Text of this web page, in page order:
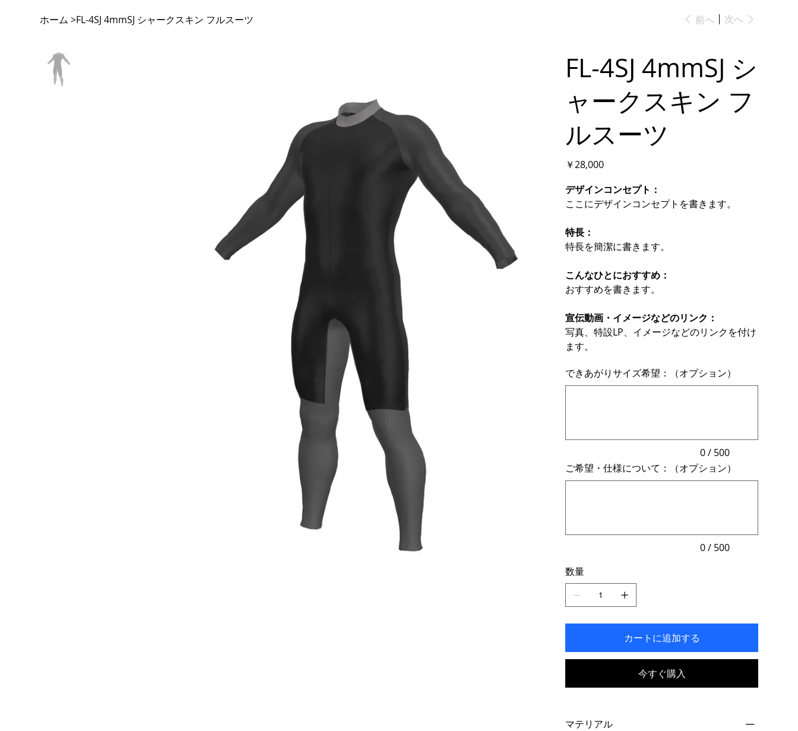
ホーム >FL-4SJ 4mmSJ シャークスキン フルスーツ 前へ 次へ
FL-4SJ 4mmSJ シ
ャークスキン フ
ルスーツ
価
格
￥28,000
デザインコンセプト：
ここにデザインコンセプトを書きます。
特長：
特長を簡潔に書きます。
こんなひとにおすすめ：
おすすめを書きます。
宣伝動画・イメージなどのリンク：
写真、特設LP、イメージなどのリンクを付け
ます。
できあがりサイズ希望：（オプション）
入
き
ま
す。
0 / 500
ご希望・仕様について：（オプション）
入
ま
す。
0 / 500
数量
カートに追加する
今すぐ購入
マテリアル